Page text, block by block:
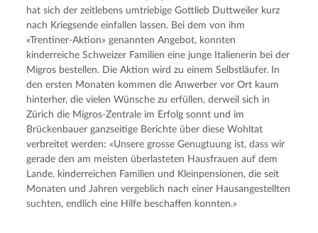
hat sich der zeitlebens umtriebige Gottlieb Duttweiler kurz
nach Kriegsende einfallen lassen. Bei dem von ihm
«Trentiner-Aktion» genannten Angebot, konnten
kinderreiche Schweizer Familien eine junge Italienerin bei der
Migros bestellen. Die Aktion wird zu einem Selbstläufer. In
den ersten Monaten kommen die Anwerber vor Ort kaum
hinterher, die vielen Wünsche zu erfüllen, derweil sich in
Zürich die Migros-Zentrale im Erfolg sonnt und im
Brückenbauer ganzseitige Berichte über diese Wohltat
verbreitet werden: «Unsere grosse Genugtuung ist, dass wir
gerade den am meisten überlasteten Hausfrauen auf dem
Lande, kinderreichen Familien und Kleinpensionen, die seit
Monaten und Jahren vergeblich nach einer Hausangestellten
suchten, endlich eine Hilfe beschaffen konnten.»